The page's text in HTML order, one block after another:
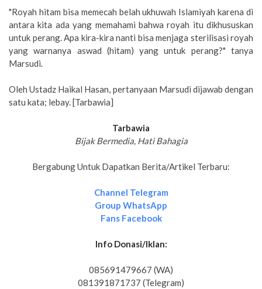
"Royah hitam bisa memecah belah ukhuwah Islamiyah karena di
antara kita ada yang memahami bahwa royah itu dikhususkan
untuk perang. Apa kira-kira nanti bisa menjaga sterilisasi royah
yang warnanya aswad (hitam) yang untuk perang?" tanya
Marsudi.
Oleh Ustadz Haikal Hasan, pertanyaan Marsudi dijawab dengan
satu kata; lebay. [Tarbawia]
Tarbawia
Bijak Bermedia, Hati Bahagia
Bergabung Untuk Dapatkan Berita/Artikel Terbaru:
Channel Telegram
Group WhatsApp
Fans Facebook
Info Donasi/Iklan:
085691479667 (WA)
081391871737 (Telegram)